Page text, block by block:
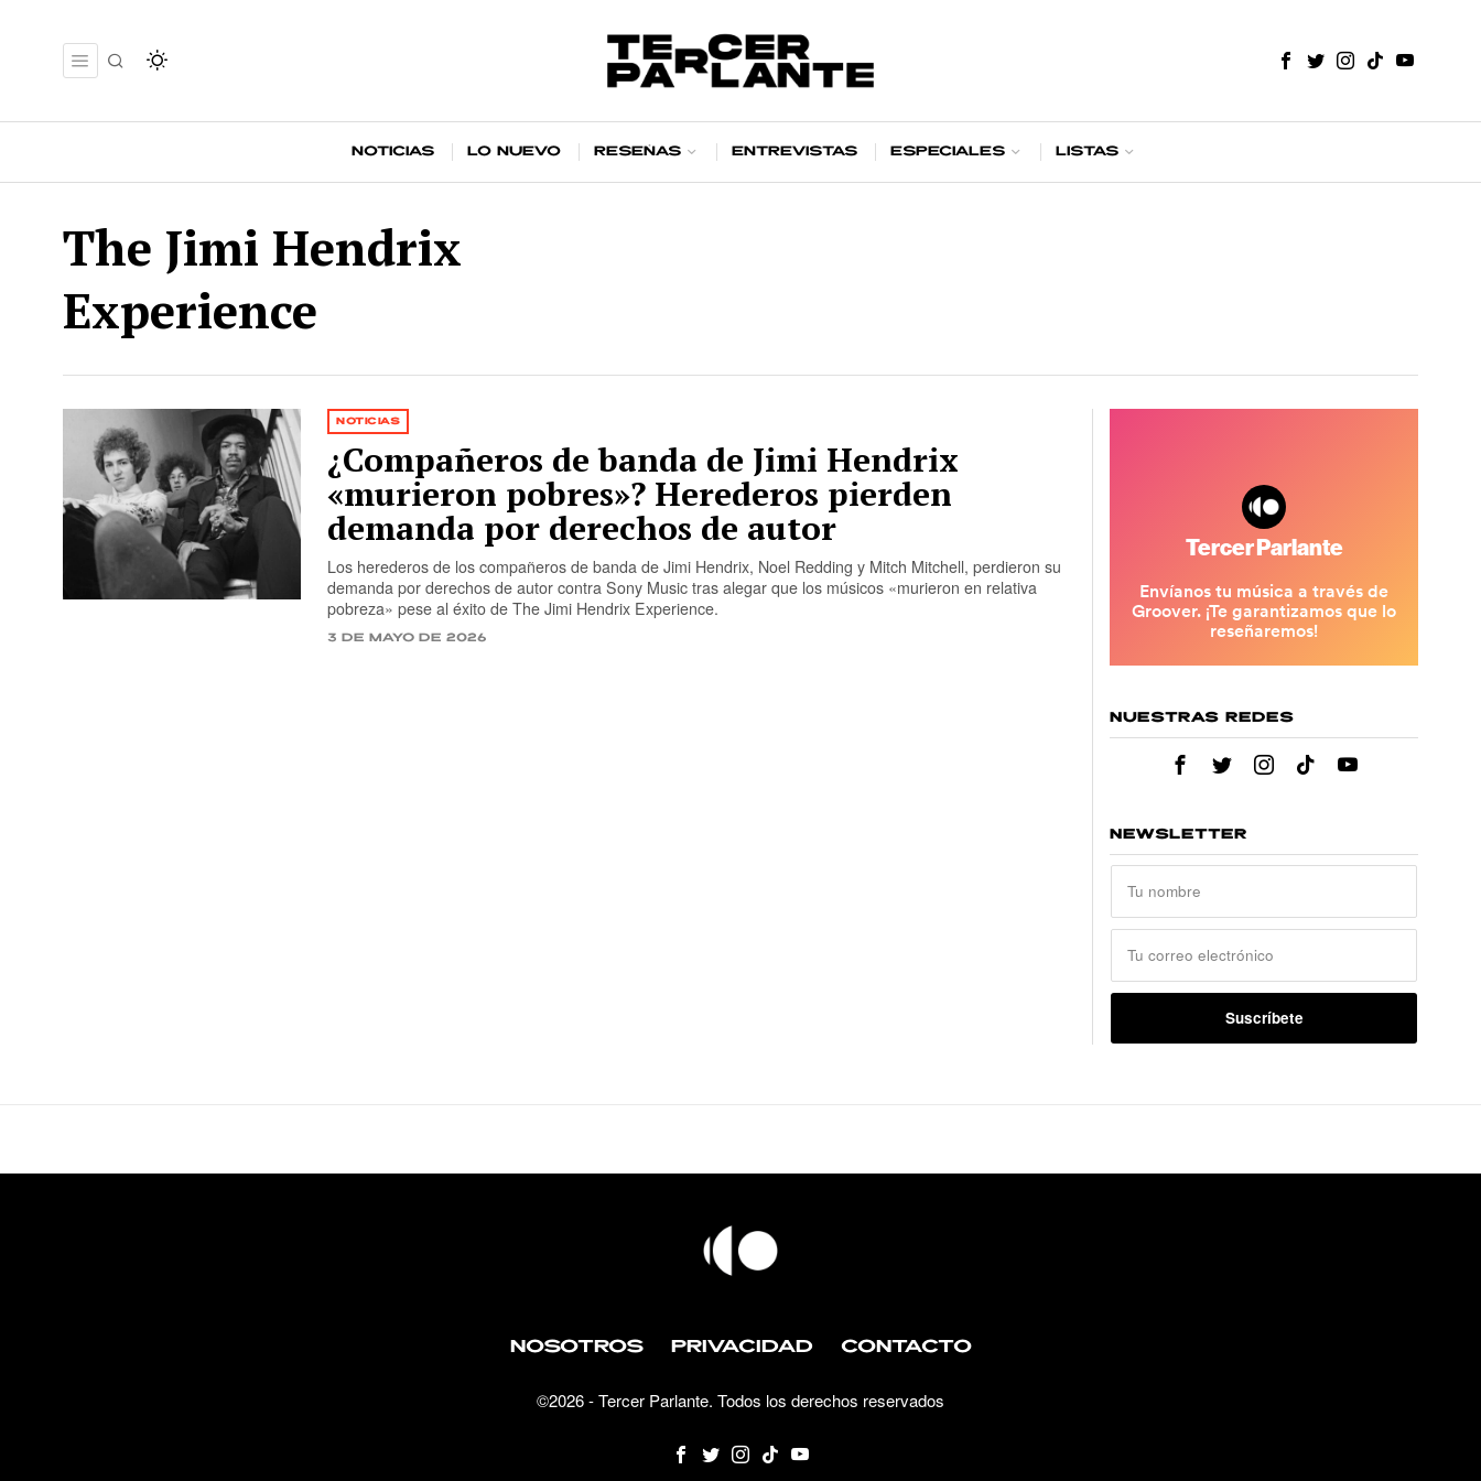
Noticias Lo nuevo Reseñas Entrevistas Especiales Listas
The Jimi Hendrix
Experience
NOTICIAS
¿Compañeros de banda de Jimi Hendrix
«murieron pobres»? Herederos pierden
demanda por derechos de autor
Los herederos de los compañeros de banda de Jimi Hendrix, Noel Redding y Mitch Mitchell, perdieron su
demanda por derechos de autor contra Sony Music tras alegar que los músicos «murieron en relativa
pobreza» pese al éxito de The Jimi Hendrix Experience.
3 de mayo de 2026
NUESTRAS REDES
NEWSLETTER
NOSOTROS PRIVACIDAD CONTACTO
©2026- Tercer Parlante. Todos los derechos reservados